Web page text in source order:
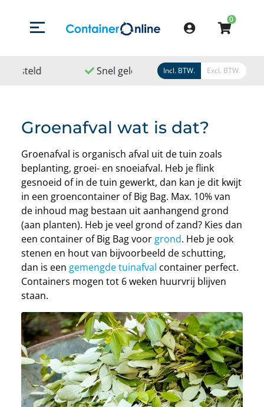
Menu openen/sluiten
Account
0
Snel geleverd Snel geregeld
Incl. BTW. Excl. BTW.
Groenafval wat is dat?
Groenafval is organisch afval uit de tuin zoals
beplanting, groei- en snoeiafval. Heb je flink
gesnoeid of in de tuin gewerkt, dan kan je dit kwijt
in een groencontainer of Big Bag. Max. 10% van
de inhoud mag bestaan uit aanhangend grond
(aan planten). Heb je veel grond of zand? Kies dan
een container of Big Bag voor grond. Heb je ook
stenen en hout van bijvoorbeeld de schutting,
dan is een gemengde tuinafval container perfect.
Containers mogen tot 6 weken huurvrij blijven
staan.